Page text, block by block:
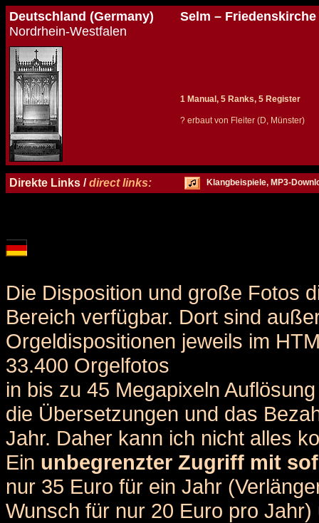
Deutschland (Germany)
Nordrhein-Westfalen
Selm – Friedenskirche
1 Manual, 5 Ranks, 5 Register
? erbaut von Fleiter (D, Münster)
Direkte Links /direct links: Klangbeispiele, MP3-
Die Disposition und große Fotos
Bereich verfügbar. Dort sind
Orgeldispositionen jeweils im
33.400 Orgelfotos
in bis zu 45 Megapixeln
die Übersetzungen und das
Jahr. Daher kann ich nicht alles
Ein unbegrenzter Zugriff mit
nur 35 Euro für ein Jahr
Wunsch für nur 20 Euro pro